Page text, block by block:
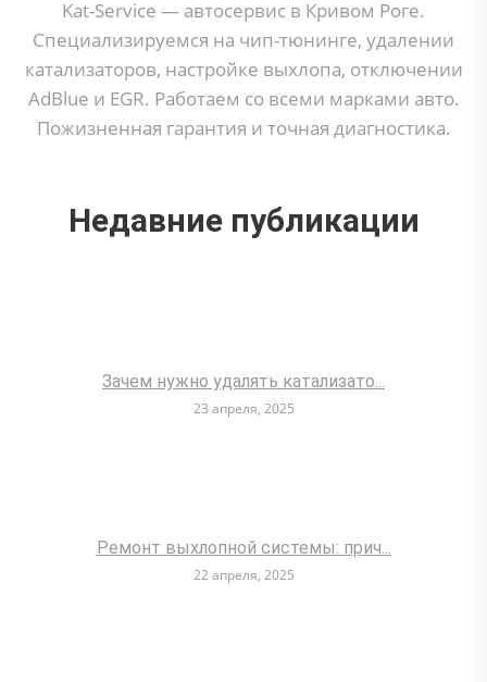
Kat-Service — автосервис в Кривом Роге.
Специализируемся на чип-тюнинге, удалении
катализаторов, настройке выхлопа, отключении
AdBlue и EGR. Работаем со всеми марками авто.
Пожизненная гарантия и точная диагностика.
Недавние публикации
Зачем нужно удалять катализато...
23 апреля, 2025
Ремонт выхлопной системы: прич...
22 апреля, 2025